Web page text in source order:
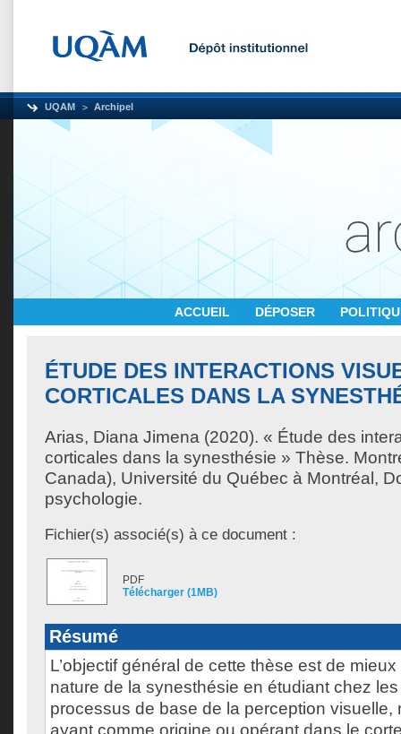
UQAM Archipel
ACCUEIL DÉPOSER
ÉTUDE DES INTERACTIONS
CORTICALES DANS LA
Arias, Diana Jimena (2020). « Étude des
corticales dans la synesthésie » Thèse.
Canada), Université du Québec à Montréal,
psychologie.
Fichier(s) associé(s) à ce document :
PDF
Télécharger (1MB)
Résumé
L’objectif général de cette thèse est de
nature de la synesthésie en étudiant chez
processus de base de la perception visuelle,
ayant comme origine ou opérant dans le